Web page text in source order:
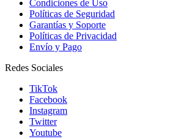
Condiciones de Uso
Políticas de Seguridad
Garantías y Soporte
Políticas de Privacidad
Envío y Pago
Redes Sociales
TikTok
Facebook
Instagram
Twitter
Youtube